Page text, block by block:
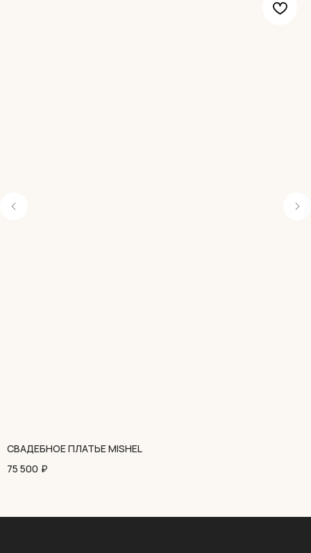
СВАДЕБНОЕ ПЛАТЬЕ MISHEL
75 500 ₽